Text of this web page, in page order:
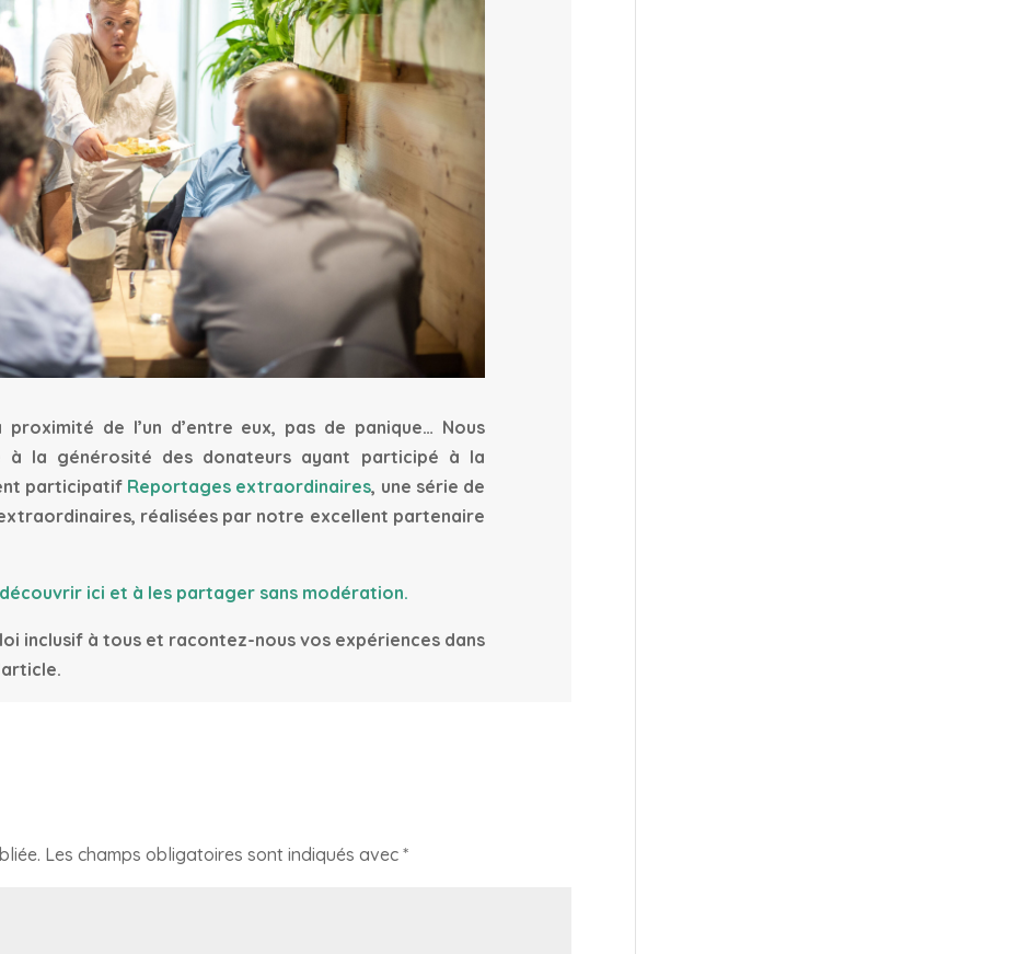
proximité de l’un d’entre eux, pas de panique… Nous
à la générosité des donateurs ayant participé à la
participatif Reportages extraordinaires, une série de
réalisées par notre excellent partenaire
ici et à les partager sans modération.
inclusif à tous et racontez-nous vos expériences dans
Les champs obligatoires sont indiqués avec*